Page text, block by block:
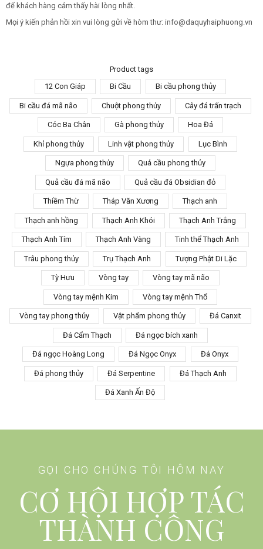
để khách hàng cảm thấy hài lòng nhất.
Mọi ý kiến phản hồi xin vui lòng gửi về hòm thư: info@daquyhaiphuong.vn
Product tags
12 Con Giáp
Bi Cầu Bi cầu phong thủy
Bi cầu đá mã não Chuột phong thủy Cây đá trấn trạch
Cóc Ba Chân Gà phong thủy Hoa Đá
Khỉ phong thủy Linh vật phong thủy Lục Bình
Ngựa phong thủy Quả cầu phong thủy
Quả cầu đá mã não Quả cầu đá Obsidian đỏ
Thiềm Thừ Tháp Văn Xương Thạch anh
Thạch anh hồng Thạch Anh Khói Thạch Anh Trắng
Thạch Anh Tím Thạch Anh Vàng Tinh thể Thạch Anh
Trâu phong thủy Trụ Thạch Anh Tượng Phật Di Lặc
Tỳ Hưu Vòng tay Vòng tay mã não
Vòng tay mệnh Kim Vòng tay mệnh Thổ
Vòng tay phong thủy Vật phẩm phong thủy Đá Canxit
Đá Cẩm Thạch Đá ngọc bích xanh
Đá ngọc Hoàng Long Đá Ngọc Onyx Đá Onyx
Đá phong thủy Đá Serpentine Đá Thạch Anh
Đá Xanh Ấn Độ
GỌI CHO CHÚNG TÔI HÔM NAY
CƠ HỘI HỢP TÁC
THÀNH CÔNG